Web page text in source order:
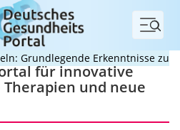
Menü
Grundlegende Erkenntnisse zur
für innovative
und neue